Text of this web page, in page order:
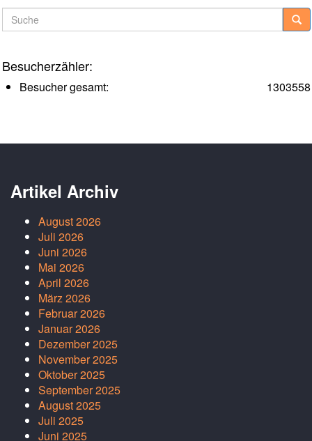
Suche
Besucherzähler:
1303558
Besucher gesamt:
Artikel Archiv
August 2026
Juli 2026
Juni 2026
Mai 2026
April 2026
März 2026
Februar 2026
Januar 2026
Dezember 2025
November 2025
Oktober 2025
September 2025
August 2025
Juli 2025
Juni 2025